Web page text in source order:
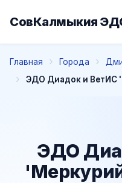
СовКалмыкия
Главная Города
ЭДО Диадок и ВетИС
ЭДО